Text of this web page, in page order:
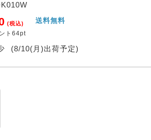
(税込)
ト64pt
送料無料
(8/10(月)出荷予定)